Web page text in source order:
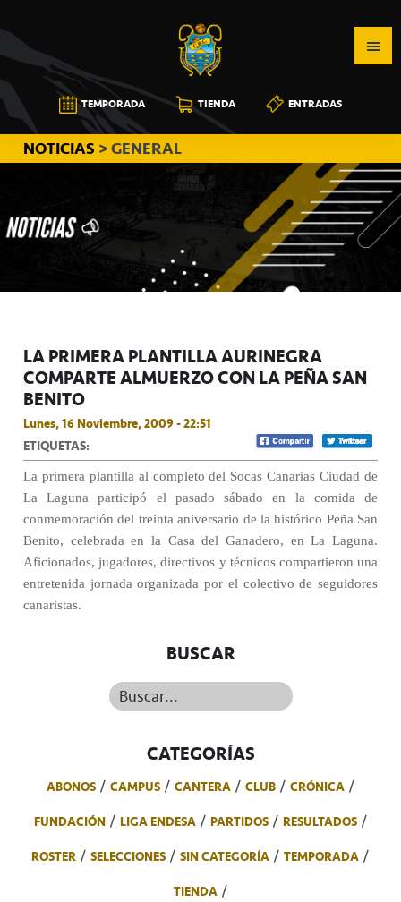
a
la
navegación
principal
al
contenido
principal
a
la
barra
lateral
principal
CB
CANARIAS
TEMPORADA TIENDA ENTRADAS
NOTICIAS > GENERAL
LA PRIMERA PLANTILLA AURINEGRA
COMPARTE ALMUERZO CON LA PEÑA SAN
BENITO
Lunes, 16 Noviembre, 2009 - 22:51
ETIQUETAS:
La primera plantilla al completo del Socas Canarias Ciudad de
La Laguna participó el pasado sábado en la comida de
conmemoración del treinta aniversario de la histórico Peña San
Benito, celebrada en la Casa del Ganadero, en La Laguna.
Aficionados, jugadores, directivos y técnicos compartieron una
entretenida jornada organizada por el colectivo de seguidores
canaristas.
BUSCAR
Buscar...
CATEGORÍAS
ABONOS CAMPUS CANTERA CLUB
CRÓNICA
FUNDACIÓN
LIGA ENDESA PARTIDOS
RESULTADOS
ROSTER
SELECCIONES SIN CATEGORÍA
TEMPORADA
TIENDA